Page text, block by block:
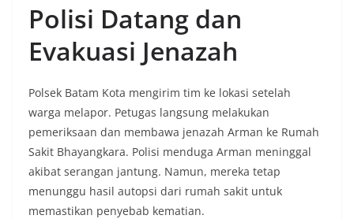
Polisi Datang dan
Evakuasi Jenazah
Polsek Batam Kota mengirim tim ke lokasi setelah
warga melapor. Petugas langsung melakukan
pemeriksaan dan membawa jenazah Arman ke Rumah
Sakit Bhayangkara. Polisi menduga Arman meninggal
akibat serangan jantung. Namun, mereka tetap
menunggu hasil autopsi dari rumah sakit untuk
memastikan penyebab kematian.